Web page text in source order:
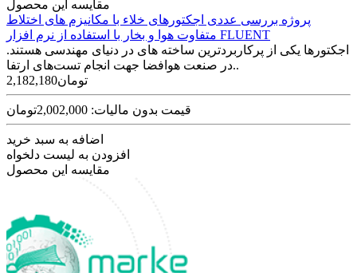
مقایسه این محصول
پروژه بررسی عددی اجکتورهای خلاء با مکانیزم های اختلاط
متفاوت هوا و بخار با استفاده از نرم افزار FLUENT
اجکتورها یکی از پرکاربردترین ساخته های در دنیای مهندسی هستند.
در صنعت هوافضا جهت انجام تست‌های ارتفا..
2,182,180تومان
قیمت بدون مالیات: 2,002,000تومان
اضافه به سبد خرید
افزودن به لیست دلخواه
مقایسه این محصول